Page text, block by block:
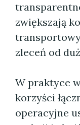
zwiększają
zleceń od
W praktyce
korzyści
operacyjne